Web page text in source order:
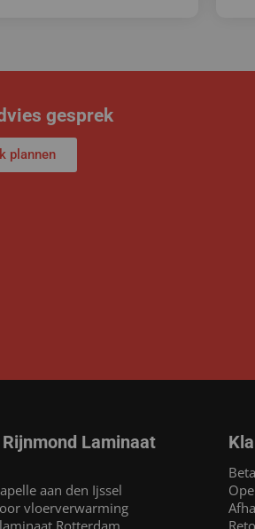
gesprek
plannen
Laminaat
aan den Ijssel
vloerverwarming
Rotterdam